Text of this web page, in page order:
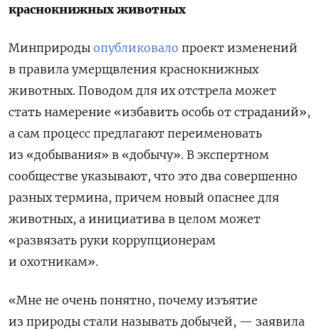
краснокнижных животных
Минприроды опубликовало проект изменений
в правила умерщвления краснокнижных
животных. Поводом для их отстрела может
стать намерение «избавить особь от страданий»,
а сам процесс предлагают переименовать
из «добывания» в «добычу». В экспертном
сообществе указывают, что это два совершенно
разных термина, причем новый опаснее для
животных, а инициатива в целом может
«развязать руки коррупционерам
и охотникам».
«Мне не очень понятно, почему изъятие
из природы стали называть добычей, — заявила